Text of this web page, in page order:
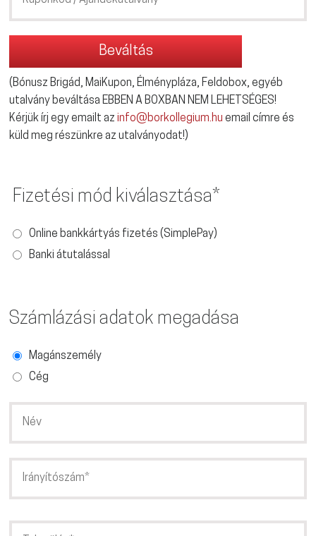
(Bónusz Brigád, MaiKupon, Élménypláza, Feldobox, egyéb
utalvány beváltása EBBEN A BOXBAN NEM LEHETSÉGES!
Kérjük írj egy emailt azinfo@borkollegium.hu email címre és
küld meg részünkre az utalványodat!)
Fizetési mód kiválasztása*
Online bankkártyás fizetés (SimplePay)
Banki átutalással
Számlázási adatok megadása
Magánszemély
Cég